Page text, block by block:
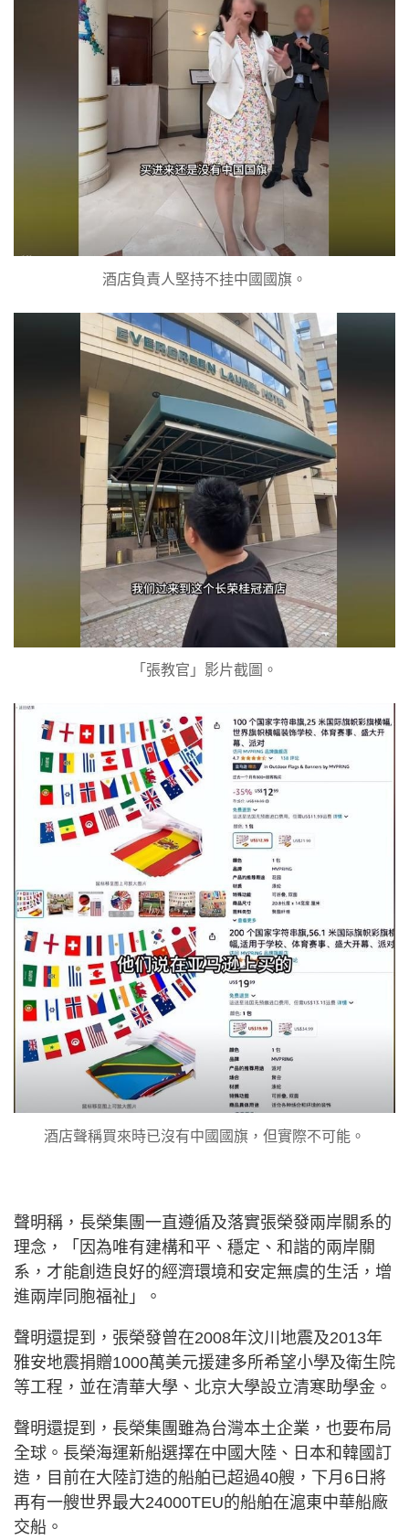
酒店負責人堅持不挂中國國旗。
「張教官」影片截圖。
酒店聲稱買來時已沒有中國國旗，但實際不可能。
聲明稱，長榮集團一直遵循及落實張榮發兩岸關系的
理念，「因為唯有建構和平、穩定、和諧的兩岸關
系，才能創造良好的經濟環境和安定無虞的生活，增
進兩岸同胞福祉」。
聲明還提到，張榮發曾在2008年汶川地震及2013年
雅安地震捐贈1000萬美元援建多所希望小學及衛生院
等工程，並在清華大學、北京大學設立清寒助學金。
聲明還提到，長榮集團雖為台灣本土企業，也要布局
全球。長榮海運新船選擇在中國大陸、日本和韓國訂
造，目前在大陸訂造的船舶已超過40艘，下月6日將
再有一艘世界最大24000TEU的船舶在滬東中華船廠
交船。